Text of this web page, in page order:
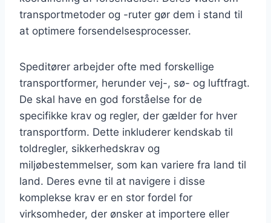
transportmetoder og -ruter gør dem i stand til
at optimere forsendelsesprocesser.
Speditører arbejder ofte med forskellige
transportformer, herunder vej-, sø- og luftfragt.
De skal have en god forståelse for de
specifikke krav og regler, der gælder for hver
transportform. Dette inkluderer kendskab til
toldregler, sikkerhedskrav og
miljøbestemmelser, som kan variere fra land til
land. Deres evne til at navigere i disse
komplekse krav er en stor fordel for
virksomheder, der ønsker at importere eller